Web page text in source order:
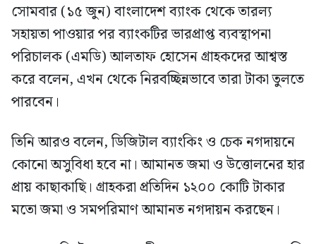
সোমবার (১৫ জুন) বাংলাদেশ ব্যাংক থেকে তারল্য
সহায়তা পাওয়ার পর ব্যাংকটির ভারপ্রাপ্ত ব্যবস্থাপনা
পরিচালক (এমডি) আলতাফ হোসেন গ্রাহকদের আশ্বস্ত
করে বলেন, এখন থেকে নিরবচ্ছিন্নভাবে তারা টাকা তুলতে
পারবেন।
তিনি আরও বলেন, ডিজিটাল ব্যাংকিং ও চেক নগদায়নে
কোনো অসুবিধা হবে না। আমানত জমা ও উত্তোলনের হার
প্রায় কাছাকাছি। গ্রাহকরা প্রতিদিন ১২০০ কোটি টাকার
মতো জমা ও সমপরিমাণ আমানত নগদায়ন করছেন।